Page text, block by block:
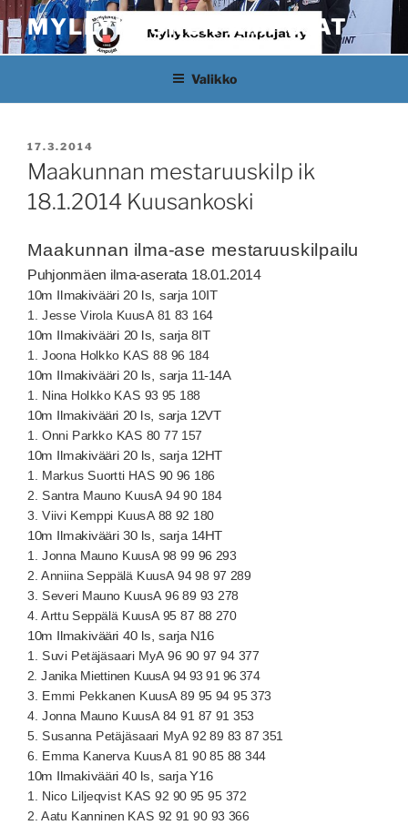
Siirry
sisältöönMYLLYKOSKEN AMPUJAT
Valikko
JULKAISTU
17.3.2014
Maakunnan mestaruuskilp ik
18.1.2014 Kuusankoski
Maakunnan ilma-ase mestaruuskilpailu
Puhjonmäen ilma-aserata 18.01.2014
10m Ilmakivääri 20 ls, sarja 10IT
1. Jesse Virola KuusA 81 83 164
10m Ilmakivääri 20 ls, sarja 8IT
1. Joona Holkko KAS 88 96 184
10m Ilmakivääri 20 ls, sarja 11-14A
1. Nina Holkko KAS 93 95 188
10m Ilmakivääri 20 ls, sarja 12VT
1. Onni Parkko KAS 80 77 157
10m Ilmakivääri 20 ls, sarja 12HT
1. Markus Suortti HAS 90 96 186
2. Santra Mauno KuusA 94 90 184
3. Viivi Kemppi KuusA 88 92 180
10m Ilmakivääri 30 ls, sarja 14HT
1. Jonna Mauno KuusA 98 99 96 293
2. Anniina Seppälä KuusA 94 98 97 289
3. Severi Mauno KuusA 96 89 93 278
4. Arttu Seppälä KuusA 95 87 88 270
10m Ilmakivääri 40 ls, sarja N16
1. Suvi Petäjäsaari MyA 96 90 97 94 377
2. Janika Miettinen KuusA 94 93 91 96 374
3. Emmi Pekkanen KuusA 89 95 94 95 373
4. Jonna Mauno KuusA 84 91 87 91 353
5. Susanna Petäjäsaari MyA 92 89 83 87 351
6. Emma Kanerva KuusA 81 90 85 88 344
10m Ilmakivääri 40 ls, sarja Y16
1. Nico Liljeqvist KAS 92 90 95 95 372
2. Aatu Kanninen KAS 92 91 90 93 366